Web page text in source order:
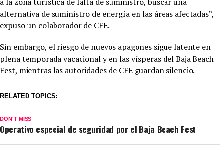
alternativa de suministro de energía en las áreas afectadas”,
expuso un colaborador de CFE.
Sin embargo, el riesgo de nuevos apagones sigue latente en
plena temporada vacacional y en las vísperas del Baja Beach
Fest, mientras las autoridades de CFE guardan silencio.
RELATED TOPICS:
DON'T MISS
Operativo especial de seguridad por el Baja Beach Fest